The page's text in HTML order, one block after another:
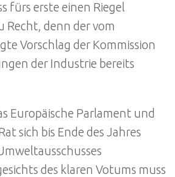
fürs erste einen Riegel
Recht, denn der vom
Vorschlag der Kommission
der Industrie bereits
Europäische Parlament und
sich bis Ende des Jahres
des klaren Votums muss